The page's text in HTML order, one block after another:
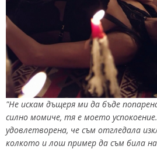
"Не искам дъщеря ми да бъде
силно момиче, тя е моето
удовлетворена, че съм отгледала
колкото и лош пример да съм била